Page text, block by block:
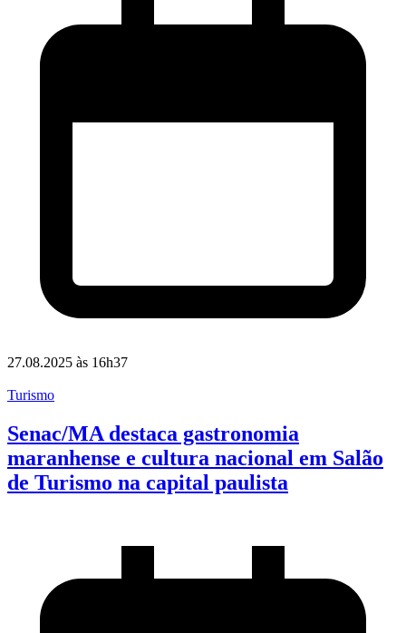
27.08.2025 às 16h37
Turismo
Senac/MA destaca gastronomia
maranhense e cultura nacional em Salão
de Turismo na capital paulista